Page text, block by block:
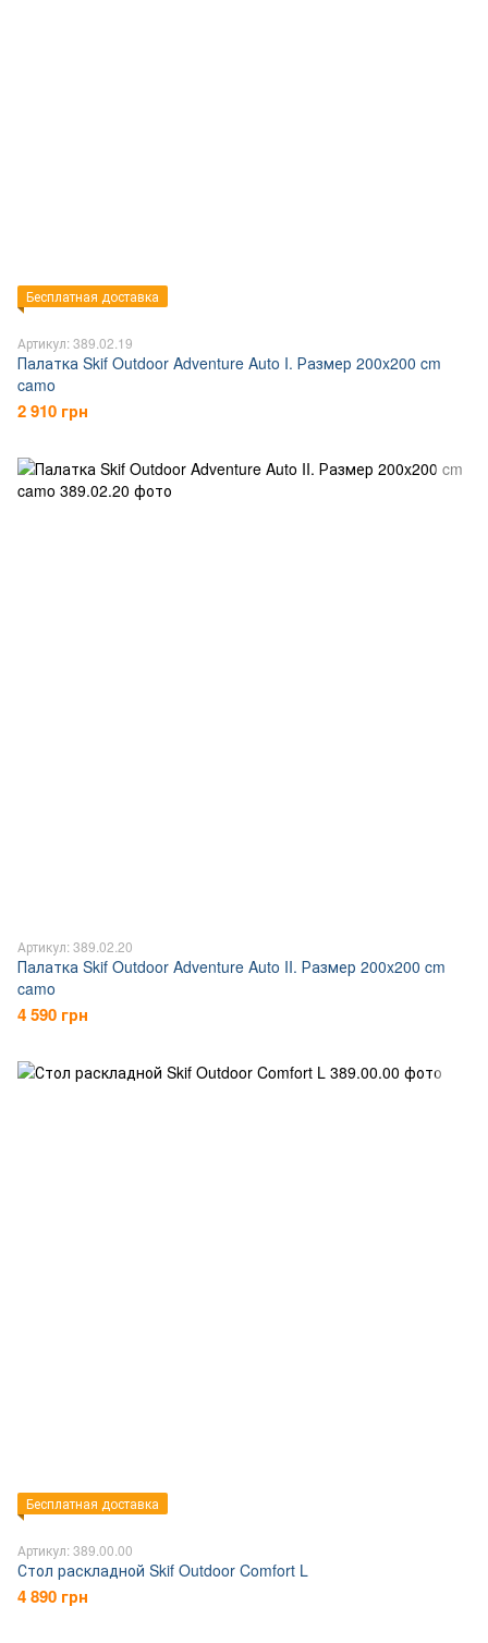
Бесплатная доставка
Артикул: 389.02.19
Палатка Skif Outdoor Adventure Auto I. Размер 200x200 cm
camo
2 910 грн
Артикул: 389.02.20
Палатка Skif Outdoor Adventure Auto II. Размер 200x200 cm
camo
4 590 грн
Бесплатная доставка
Артикул: 389.00.00
Стол раскладной Skif Outdoor Comfort L
4 890 грн